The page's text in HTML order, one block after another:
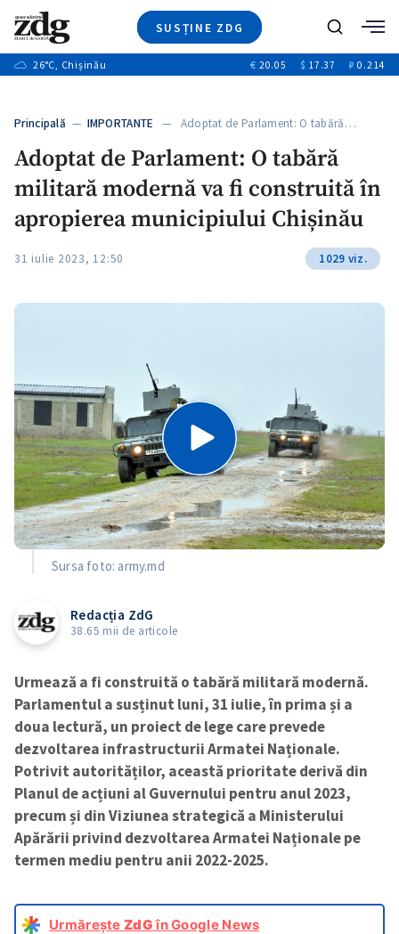
SUSȚINE ZDG
Ştiri
+8
Video
Special
+1
ZdGust
Caută
26°C, Chișinău € 20.05 $ 17.37 ₽ 0.214
Principală — IMPORTANTE — Adoptat de Parlament: O tabără…
Adoptat de Parlament: O tabără
militară modernă va fi construită în
apropierea municipiului Chișinău
31 iulie 2023, 12:50 1029 viz.
Sursa foto: army.md
Redacția ZdG
38.65 mii de articole
Urmează a fi construită o tabără militară modernă.
Parlamentul a susținut luni, 31 iulie, în prima și a
doua lectură, un proiect de lege care prevede
dezvoltarea infrastructurii Armatei Naționale.
Potrivit autorităților, această prioritate derivă din
Planul de acțiuni al Guvernului pentru anul 2023,
precum și din Viziunea strategică a Ministerului
Apărării privind dezvoltarea Armatei Naționale pe
termen mediu pentru anii 2022-2025.
Urmărește ZdGîn Google News